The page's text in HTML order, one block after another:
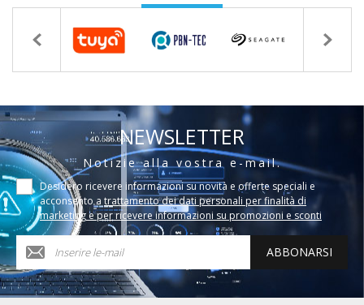
NEWSLETTER
Notizie alla vostra e-mail.
Desidero ricevere informazioni su novità e offerte speciali e
acconsento a trattamento dei dati personali per finalità di
marketing e per ricevere informazioni su promozioni e sconti
ABBONARSI